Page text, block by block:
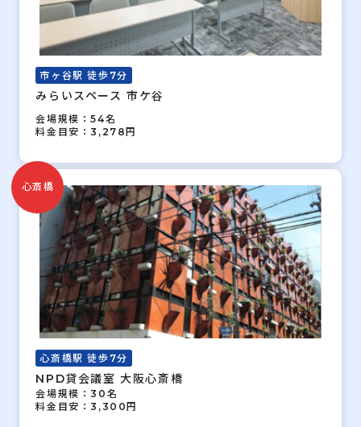
市ヶ谷駅 徒歩7分
みらいスペース 市ケ谷
会場規模：54名
料金目安：3,278円
心斎橋
心斎橋駅 徒歩7分
NPD貸会議室 大阪心斎橋
会場規模：30名
料金目安：3,300円